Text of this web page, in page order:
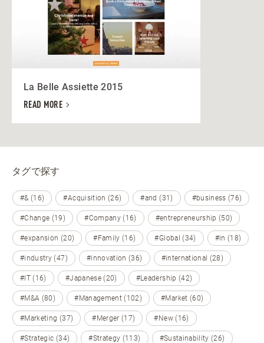
La Belle Assiette 2015
READ MORE
タグで探す
#& (16) #Acquisition (26) #and (31) #business (76)
#Change (19) #Company (16) #entrepreneurship (50)
#expansion (20) #Family (16) #Global (34) #in (18)
#industry (47) #innovation (36) #international (28)
#IT (16) #Japanese (20) #Leadership (42)
#M&A (80) #Management (102) #Market (60)
#Marketing (37) #Merger (17) #New (16)
#Strategic (34) #Strategy (113) #Sustainability (26)